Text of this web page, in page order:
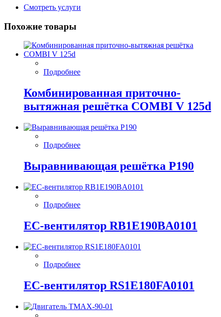
Смотреть услуги
Похожие товары
Подробнее
Комбинированная приточно-
вытяжная решётка COMBI V 125d
Подробнее
Выравнивающая решётка P190
Подробнее
EC-вентилятор RB1E190BA0101
Подробнее
EC-вентилятор RS1E180FA0101